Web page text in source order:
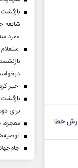
خطا
شایعه
«مرد
اجیر
برای